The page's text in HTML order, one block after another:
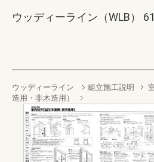
ウッディーライン（WLB）
ウッディーライン 組立施工説明
造用・非木造用）